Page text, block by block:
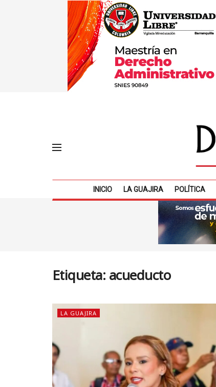
INICIO LA GUAJIRA POLÍTICA
Etiqueta: acueducto
LA GUAJIRA